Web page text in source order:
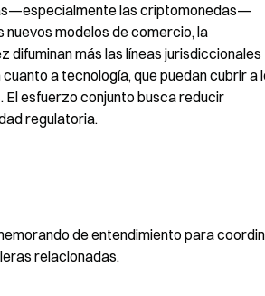
las criptomonedas—
modelos de comercio, la
más las líneas jurisdiccionales
a tecnología, que puedan cubrir a
esfuerzo conjunto busca reducir
regulatoria.
de entendimiento para
relacionadas.